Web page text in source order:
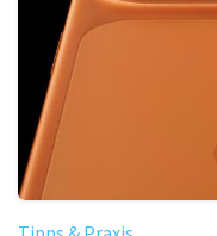
iPad
Tests
Tipps
Magazine